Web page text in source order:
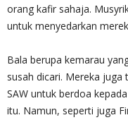
orang kafir sahaja.
untuk menyedarkan
Bala berupa kemarau
susah dicari. Mereka
SAW untuk berdoa
itu. Namun, seperti juga